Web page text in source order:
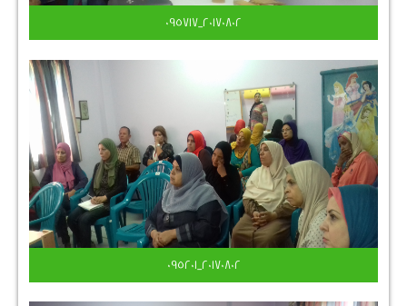
٢٠١٧٠٨٠٢_٠٩٥٧١٧
٢٠١٧٠٨٠٢_٠٩٥٢٠١